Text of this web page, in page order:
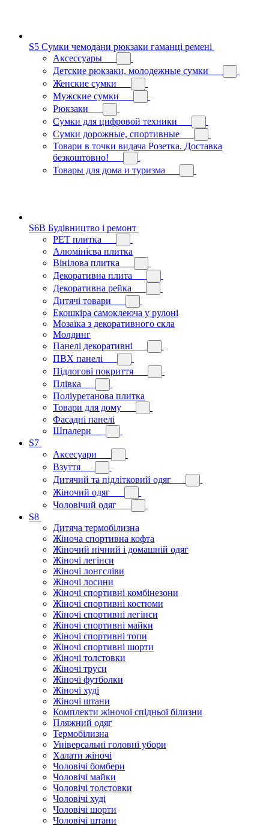
S5 Сумки чемодани рюкзаки гаманці ремені
Аксессуары
Детские рюкзаки, молодежные сумки
Женские сумки
Мужские сумки
Рюкзаки
Сумки для цифровой техники
Сумки дорожные, спортивные
Товари в точки видача Розетка. Доставка
безкоштовно!
Товары для дома и туризма
S6B Будівництво і ремонт
PЕT плитка
Алюмінієва плитка
Вінілова плитка
Декоративна плита
Декоративна рейка
Дитячі товари
Екошкіра самоклеюча у рулоні
Мозаїка з декоративного скла
Молдинг
Панелі декоративні
ПВХ панелі
Підлогові покриття
Плівка
Поліуретанова плитка
Товари для дому
Фасадні панелі
Шпалери
S7
Аксесуари
Взуття
Дитячий та підлітковий одяг
Жіночий одяг
Чоловічий одяг
S8
Дитяча термобілизна
Жіноча спортивна кофта
Жіночий нічний і домашній одяг
Жіночі легінси
Жіночі лонгсліви
Жіночі лосини
Жіночі спортивні комбінезони
Жіночі спортивні костюми
Жіночі спортивні легінси
Жіночі спортивні майки
Жіночі спортивні топи
Жіночі спортивні шорти
Жіночі толстовки
Жіночі труси
Жіночі футболки
Жіночі худі
Жіночі штани
Комплекти жіночої спідньої білизни
Пляжний одяг
Термобілизна
Універсальні головні убори
Халати жіночі
Чоловічі бомбери
Чоловічі майки
Чоловічі толстовки
Чоловічі худі
Чоловічі шорти
Чоловічі штани